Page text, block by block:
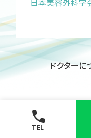
TEL
ドクターに